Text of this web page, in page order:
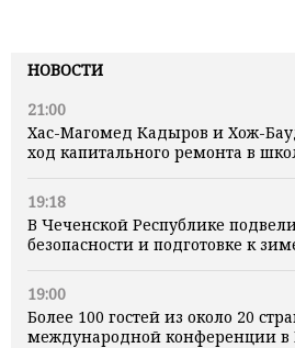
НОВОСТИ
21:00
Хас-Магомед Кадыров и Хож-
ход капитального ремонта в
19:18
В Чеченской Республике
безопасности и подготовке к
19:00
Более 100 гостей из около 20
международной конференции в